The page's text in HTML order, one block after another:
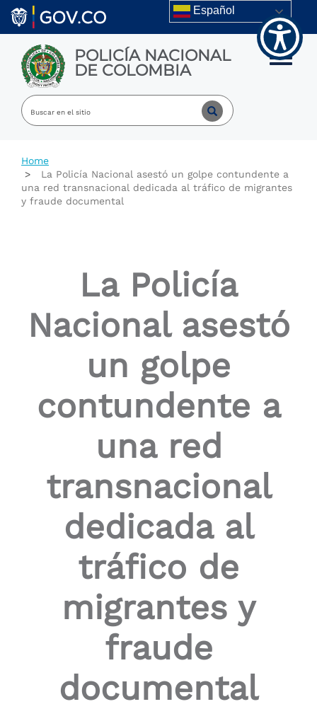
Welcome
All
Accessibility
screen
reader.
Accessibility
screen
activates
navigate
Skip to main content Español
POLICÍA NACIONAL
DE COLOMBIA Toggle
Home
La Policía Nacional asestó un golpe contundente a
una red transnacional dedicada al tráfico de migrantes
y fraude documental
La Policía
Nacional asestó
un golpe
contundente a
una red
transnacional
dedicada al
tráfico de
migrantes y
fraude
documental